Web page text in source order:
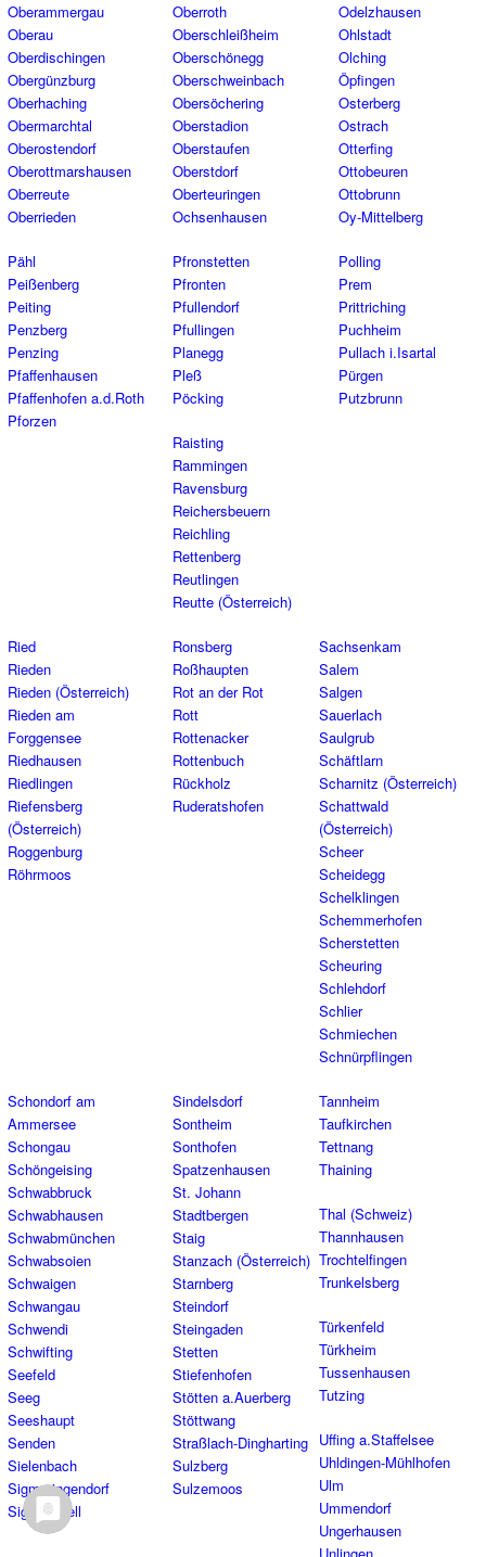
Oberammergau
Oberau
Oberdischingen
Obergünzburg
Oberhaching
Obermarchtal
Oberostendorf
Oberottmarshausen
Oberreute
Oberrieden
Oberroth
Oberschleißheim
Oberschönegg
Oberschweinbach
Obersöchering
Oberstadion
Oberstaufen
Oberstdorf
Oberteuringen
Ochsenhausen
Odelzhausen
Ohlstadt
Olching
Öpfingen
Osterberg
Ostrach
Otterfing
Ottobeuren
Ottobrunn
Oy-Mittelberg
Pähl
Peißenberg
Peiting
Penzberg
Penzing
Pfaffenhausen
Pfaffenhofen a.d.Roth
Pforzen
Pfronstetten
Pfronten
Pfullendorf
Pfullingen
Planegg
Pleß
Pöcking
Polling
Prem
Prittriching
Puchheim
Pullach i.Isartal
Pürgen
Putzbrunn
Raisting
Rammingen
Ravensburg
Reichersbeuern
Reichling
Rettenberg
Reutlingen
Reutte (Österreich)
Ried
Rieden
Rieden (Österreich)
Rieden am
Forggensee
Riedhausen
Riedlingen
Riefensberg
(Österreich)
Roggenburg
Röhrmoos
Ronsberg
Roßhaupten
Rot an der Rot
Rott
Rottenacker
Rottenbuch
Rückholz
Ruderatshofen
Sachsenkam
Salem
Salgen
Sauerlach
Saulgrub
Schäftlarn
Scharnitz (Österreich)
Schattwald
(Österreich)
Scheer
Scheidegg
Schelklingen
Schemmerhofen
Scherstetten
Scheuring
Schlehdorf
Schlier
Schmiechen
Schnürpflingen
Schondorf am
Ammersee
Schongau
Schöngeising
Schwabbruck
Schwabhausen
Schwabmünchen
Schwabsoien
Schwaigen
Schwangau
Schwendi
Schwifting
Seefeld
Seeg
Seeshaupt
Senden
Sielenbach
Sigmaringendorf
Sigmarszell
Sindelsdorf
Sontheim
Sonthofen
Spatzenhausen
St. Johann
Stadtbergen
Staig
Stanzach (Österreich)
Starnberg
Steindorf
Steingaden
Stetten
Stiefenhofen
Stötten a.Auerberg
Stöttwang
Straßlach-Dingharting
Sulzberg
Sulzemoos
Tannheim
Taufkirchen
Tettnang
Thaining
Thal (Schweiz)
Thannhausen
Trochtelfingen
Trunkelsberg
Türkenfeld
Türkheim
Tussenhausen
Tutzing
Uffing a.Staffelsee
Uhldingen-Mühlhofen
Ulm
Ummendorf
Ungerhausen